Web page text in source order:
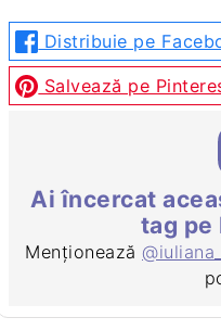
Distribuie pe
Salvează pe
Ai încercat
tag pe
Menționează